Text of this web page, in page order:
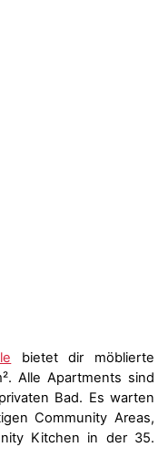
bietet dir möblierte
Alle Apartments sind
Bad. Es warten
Community Areas,
Kitchen in der 35.